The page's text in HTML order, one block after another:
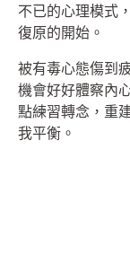
不已的心理模式
復原的開始。
被有毒心態傷到
機會好好體察內
點練習轉念，重
我平衡。